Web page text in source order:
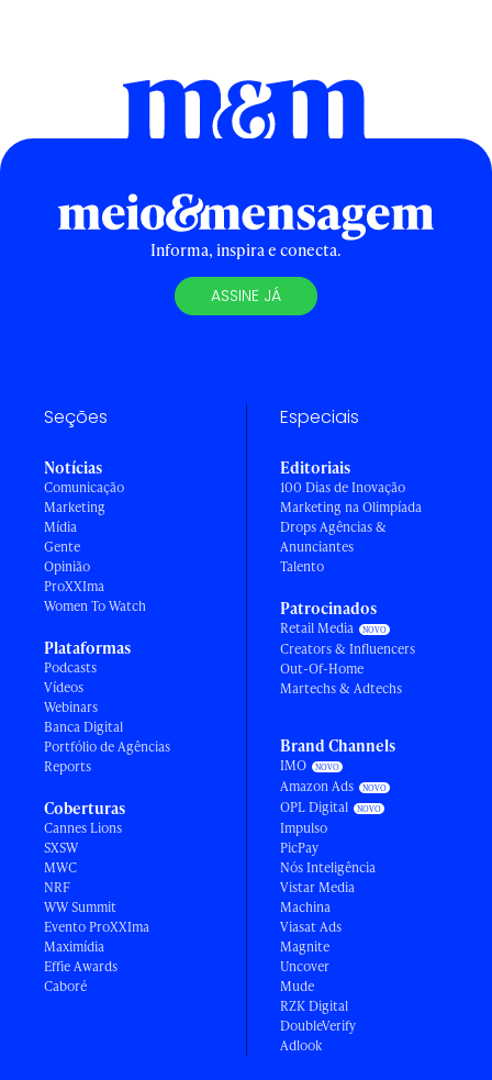
Informa, inspira e conecta.
ASSINE JÁ
Seções
Notícias
Comunicação
Marketing
Mídia
Gente
Opinião
ProXXIma
Women To Watch
Plataformas
Podcasts
Vídeos
Webinars
Banca Digital
Portfólio de Agências
Reports
Coberturas
Cannes Lions
SXSW
MWC
NRF
WW Summit
Evento ProXXIma
Maximídia
Effie Awards
Caboré
Especiais
Editoriais
100 Dias de Inovação
Marketing na Olimpíada
Drops Agências &
Anunciantes
Talento
Patrocinados
Retail Media
Creators & Influencers
Out-Of-Home
Martechs & Adtechs
Brand Channels
IMO
Amazon Ads
OPL Digital
Impulso
PicPay
Nós Inteligência
Vistar Media
Machina
Viasat Ads
Magnite
Uncover
Mude
RZK Digital
DoubleVerify
Adlook